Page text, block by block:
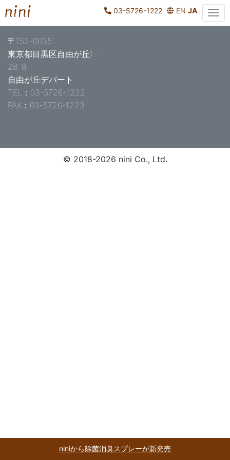
03-5726-1222 EN JA
〒152-0035
東京都目黒区自由が丘1-
28-8
自由が丘デパート
TEL：03-5726-1222
FAX：03-5726-1223
© 2018-2026 nini Co., Ltd.
niniから除菌消臭スプレーが新発売